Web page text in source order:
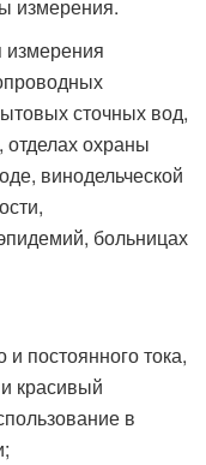
измерения.
сточных вод,
отделах охраны
винодельческой
больницах
постоянного тока,
красивый
в